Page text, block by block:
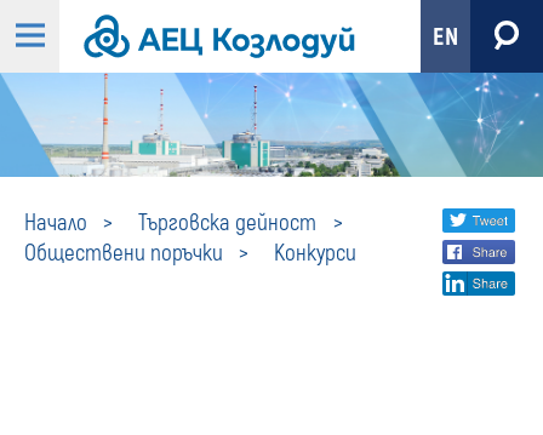
EN
Начало
Търговска дейност
Обществени поръчки
Конкурси
Конкурси
Share
social